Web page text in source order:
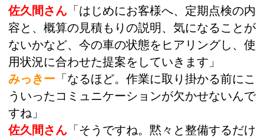
佐久間さん 「はじめにお客様へ、定期点検の内
容と、概算の見積もりの説明、気になることが
ないかなど、今の車の状態をヒアリングし、使
用状況に合わせた提案をしていきます」
みっきー 「なるほど。作業に取り掛かる前にこ
ういったコミュニケーションが欠かせないんで
すね」
佐久間さん 「そうですね。黙々と整備するだけ